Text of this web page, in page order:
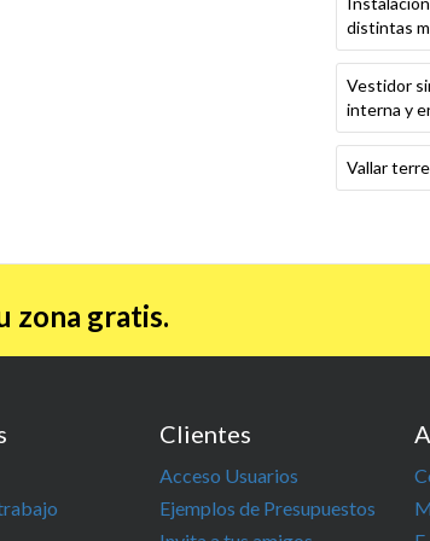
distintas
Vestidor
interna y
Vallar
zona gratis.
Clientes
Acceso Usuarios
Ejemplos de Presupuestos